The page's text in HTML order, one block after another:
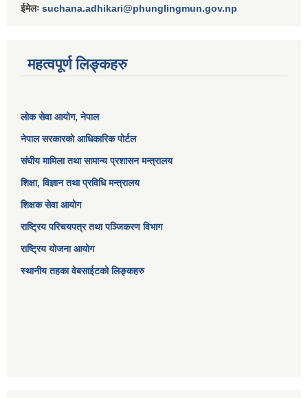
ईमेलः suchana.adhikari@phunglingmun.gov.np
महत्वपूर्ण लिङ्कहरु
लोक सेवा आयोग, नेपाल
नेपाल सरकारको आधिकारिक पोर्टल
संघीय मामिला तथा सामान्य प्रशासन मन्त्रालय
शिक्षा, विज्ञान तथा प्रविधि मन्त्रालय
शिक्षक सेवा आयोग
राष्ट्रिय परिचयपत्र तथा पञ्जिकरण विभाग
राष्ट्रिय योजना आयोग
स्थानीय तहका वेबसाईटको लिङ्कहरु